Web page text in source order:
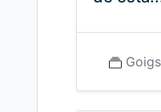
Goigs